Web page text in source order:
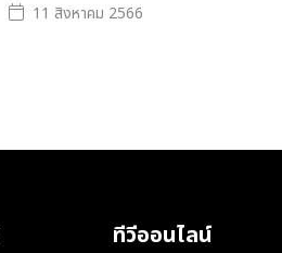
11 สิงหาคม 2566
ทีวีออนไลน์